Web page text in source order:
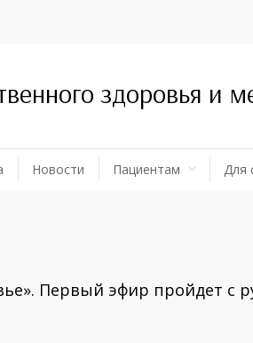
здоровья и
Новости Пациентам Для
Первый эфир пройдет с